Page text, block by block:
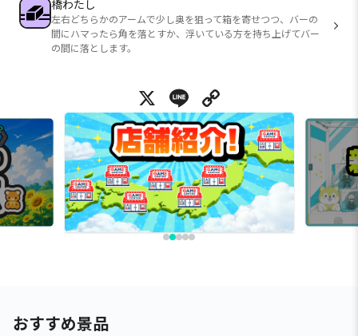
橋わたし
左右どちらかのアームで少し奥を狙って箱を寄せつつ、バーの
間にハマったら角を落とすか、浮いている方を持ち上げてバー
の間に落とします。
X Line
おすすめ景品